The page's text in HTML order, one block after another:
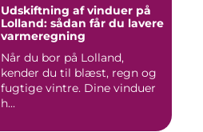
Udskiftning af vinduer på
Lolland: sådan får du lavere
varmeregning
Når du bor på Lolland,
kender du til blæst, regn og
fugtige vintre. Dine vinduer
h...